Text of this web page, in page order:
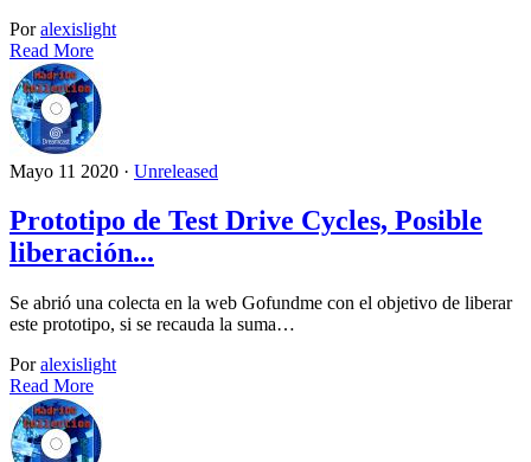
Poralexislight
Read More
Mayo 11 2020 · Unreleased
Prototipo de Test Drive Cycles, Posible
liberación...
Se abrió una colecta en la web Gofundme con el objetivo de liberar
este prototipo, si se recauda la suma…
Poralexislight
Read More